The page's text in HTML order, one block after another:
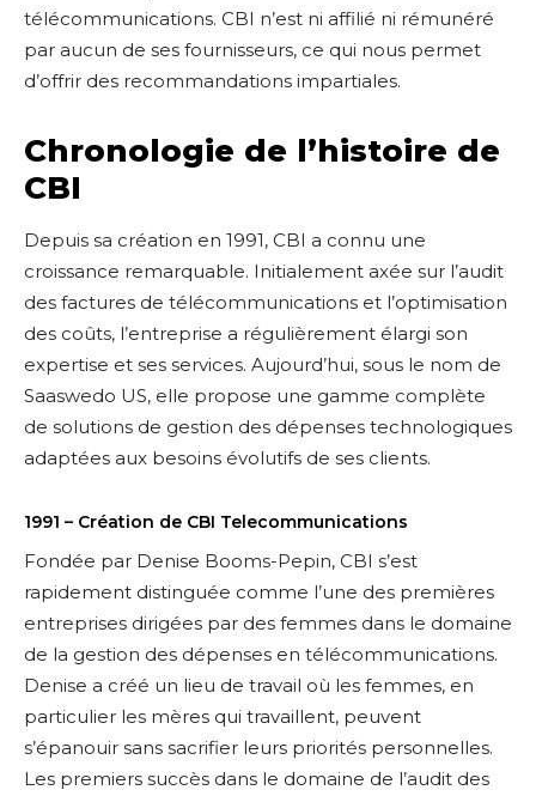
télécommunications. CBI n’est ni affilié ni rémunéré
par aucun de ses fournisseurs, ce qui nous permet
d’offrir des recommandations impartiales.
Chronologie de l’histoire de
CBI
Depuis sa création en 1991, CBI a connu une
croissance remarquable. Initialement axée sur l’audit
des factures de télécommunications et l’optimisation
des coûts, l’entreprise a régulièrement élargi son
expertise et ses services. Aujourd’hui, sous le nom de
Saaswedo US, elle propose une gamme complète
de solutions de gestion des dépenses technologiques
adaptées aux besoins évolutifs de ses clients.
1991 – Création de CBI Telecommunications
Fondée par Denise Booms-Pepin, CBI s’est
rapidement distinguée comme l’une des premières
entreprises dirigées par des femmes dans le domaine
de la gestion des dépenses en télécommunications.
Denise a créé un lieu de travail où les femmes, en
particulier les mères qui travaillent, peuvent
s’épanouir sans sacrifier leurs priorités personnelles.
Les premiers succès dans le domaine de l’audit des